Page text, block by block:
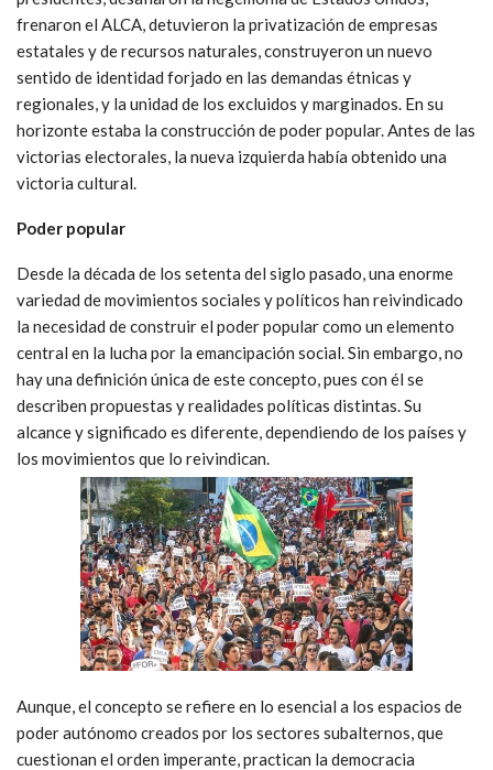
frenaron el ALCA, detuvieron la privatización de empresas
estatales y de recursos naturales, construyeron un nuevo
sentido de identidad forjado en las demandas étnicas y
regionales, y la unidad de los excluidos y marginados. En su
horizonte estaba la construcción de poder popular. Antes de las
victorias electorales, la nueva izquierda había obtenido una
victoria cultural.
Poder popular
Desde la década de los setenta del siglo pasado, una enorme
variedad de movimientos sociales y políticos han reivindicado
la necesidad de construir el poder popular como un elemento
central en la lucha por la emancipación social. Sin embargo, no
hay una definición única de este concepto, pues con él se
describen propuestas y realidades políticas distintas. Su
alcance y significado es diferente, dependiendo de los países y
los movimientos que lo reivindican.
Aunque, el concepto se refiere en lo esencial a los espacios de
poder autónomo creados por los sectores subalternos, que
cuestionan el orden imperante, practican la democracia